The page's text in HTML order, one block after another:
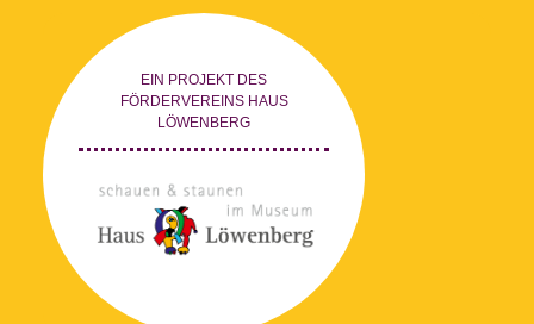
EIN PROJEKT DES
FÖRDERVEREINS HAUS
LÖWENBERG